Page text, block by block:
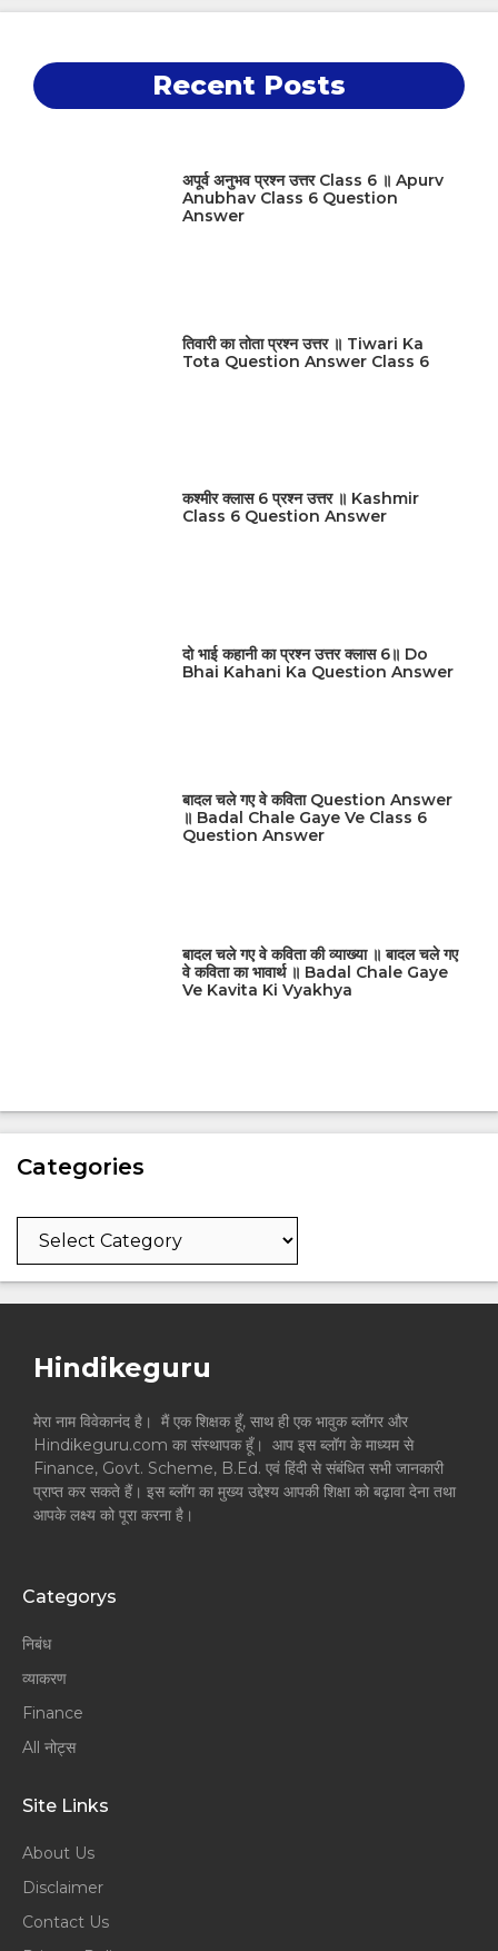
Recent Posts
अपूर्व अनुभव प्रश्न उत्तर Class 6 ॥ Apurv
Anubhav Class 6 Question
Answer
तिवारी का तोता प्रश्न उत्तर ॥ Tiwari Ka
Tota Question Answer Class 6
कश्मीर क्लास 6 प्रश्न उत्तर ॥ Kashmir
Class 6 Question Answer
दो भाई कहानी का प्रश्न उत्तर क्लास 6॥ Do
Bhai Kahani Ka Question Answer
बादल चले गए वे कविता Question Answer
॥ Badal Chale Gaye Ve Class 6
Question Answer
बादल चले गए वे कविता की व्याख्या ॥ बादल चले गए
वे कविता का भावार्थ ॥ Badal Chale Gaye
Ve Kavita Ki Vyakhya
Categories
Categories
Hindikeguru
मेरा नाम विवेकानंद है। मैं एक शिक्षक हूँ, साथ ही एक भावुक ब्लॉगर और
Hindikeguru.com का संस्थापक हूँ। आप इस ब्लॉग के माध्यम से
Finance, Govt. Scheme, B.Ed. एवं हिंदी से संबंधित सभी जानकारी
प्राप्त कर सकते हैं। इस ब्लॉग का मुख्य उद्देश्य आपकी शिक्षा को बढ़ावा देना तथा
आपके लक्ष्य को पूरा करना है।
Categorys
निबंध
व्याकरण
Finance
All नोट्स
Site Links
About Us
Disclaimer
Contact Us